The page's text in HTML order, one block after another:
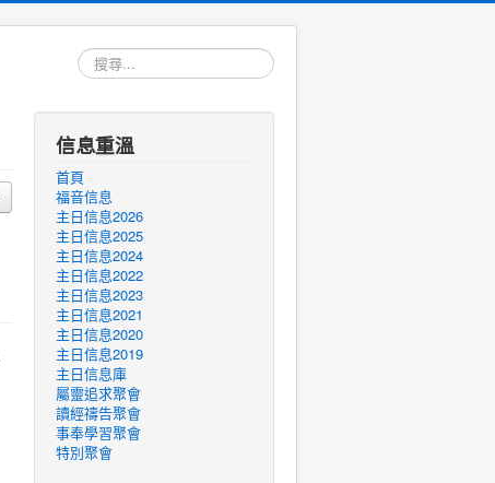
搜
尋...
信息重溫
首頁
福音信息
主日信息2026
主日信息2025
主日信息2024
主日信息2022
主日信息2023
主日信息2021
主日信息2020
主日信息2019
主日信息庫
屬靈追求聚會
讀經禱告聚會
事奉學習聚會
特別聚會